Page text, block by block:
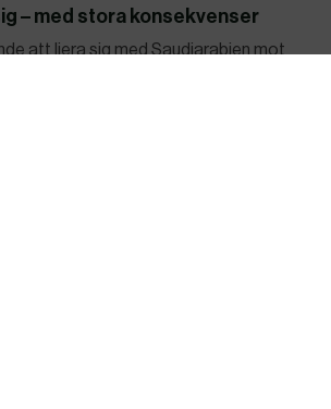
– med stora konsekvenser
att liera sig med Saudiarabien mot
universitetstillhörigheter. Det har
globala vetenskapsranking – samt
ihjäl av en uppretad folksamling i
kvinnovåld
ratificera Istanbulkonventionen om
viktig signal, säger anhängarna i EU-
konsekvenser.